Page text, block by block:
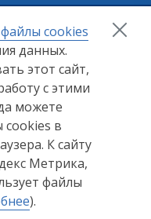
данных
данных Яндекс
2026
cookies
данных.
этот сайт,
с этими
можете
в
К сайту
Метрика,
файлы
).